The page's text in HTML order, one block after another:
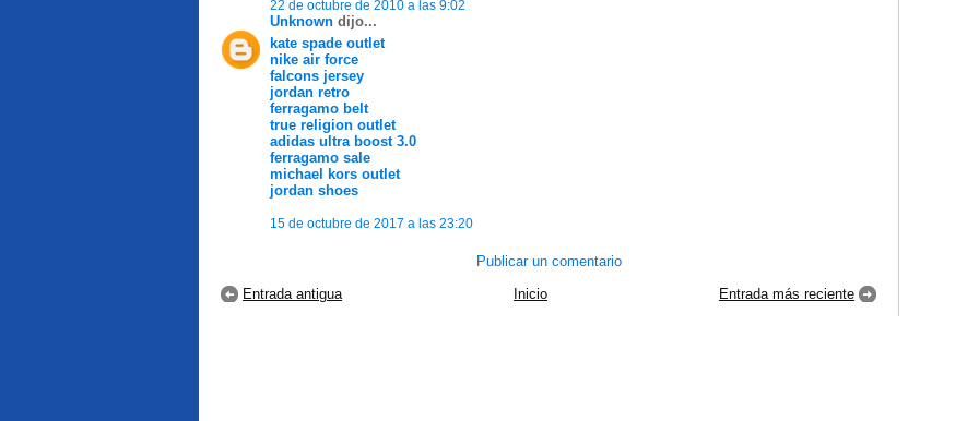
22 de octubre de 2010 a las 9:02
Unknown dijo...
kate spade outlet
nike air force
falcons jersey
jordan retro
ferragamo belt
true religion outlet
adidas ultra boost 3.0
ferragamo sale
michael kors outlet
jordan shoes
15 de octubre de 2017 a las 23:20
Publicar un comentario
Entrada más reciente
Entrada antigua Inicio